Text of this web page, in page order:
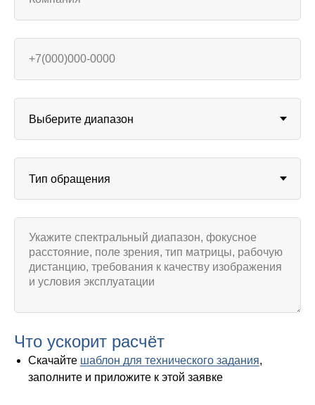
Что ускорит расчёт
Скачайте шаблон для технического задания,
заполните и приложите к этой заявке